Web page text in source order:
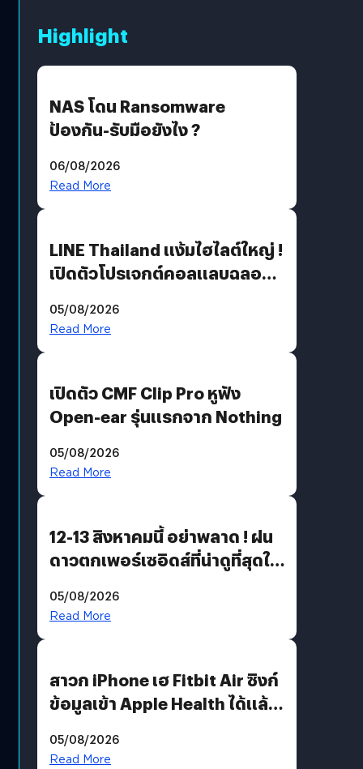
Highlight
NAS โดน Ransomware
ป้องกัน-รับมือยังไง ?
06/08/2026
Read More
LINE Thailand แง้มไฮไลต์ใหญ่ !
เปิดตัวโปรเจกต์คอลแลบฉลอง
Moon x LINE FRIENDS
05/08/2026
Read More
เปิดตัว CMF Clip Pro หูฟัง
Open-ear รุ่นแรกจาก Nothing
05/08/2026
Read More
12-13 สิงหาคมนี้ อย่าพลาด ! ฝน
ดาวตกเพอร์เซอิดส์ที่น่าดูที่สุดใน
05/08/2026
Read More
สาวก iPhone เฮ Fitbit Air ซิงก์
ข้อมูลเข้า Apple Health ได้แล้ว
05/08/2026
Read More